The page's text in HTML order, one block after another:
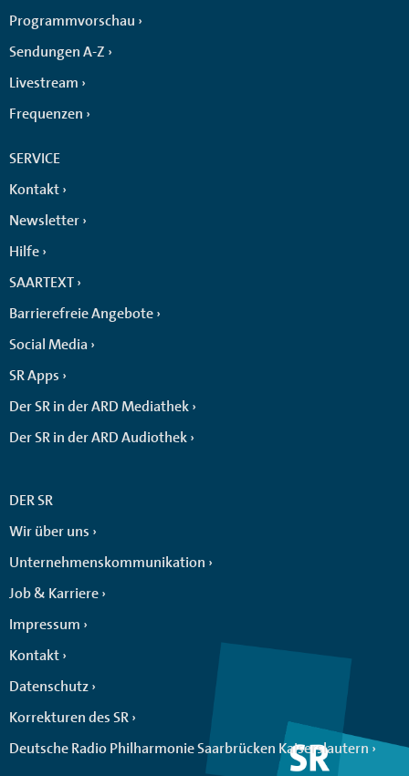
Programmvorschau
Sendungen A-Z
Livestream
Frequenzen
SERVICE
Kontakt
Newsletter
Hilfe
SAARTEXT
Barrierefreie Angebote
Social Media
SR Apps
Der SR in der ARD Mediathek
Der SR in der ARD Audiothek
DER SR
Wir über uns
Unternehmenskommunikation
Job & Karriere
Impressum
Kontakt
Datenschutz
Korrekturen des SR
Deutsche Radio Philharmonie Saarbrücken Kaiserslautern